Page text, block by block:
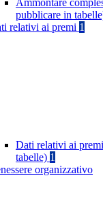
Ammontare
pubblicare in
relativi ai premi 1
Dati relativi ai
tabelle) 1
organizzativo